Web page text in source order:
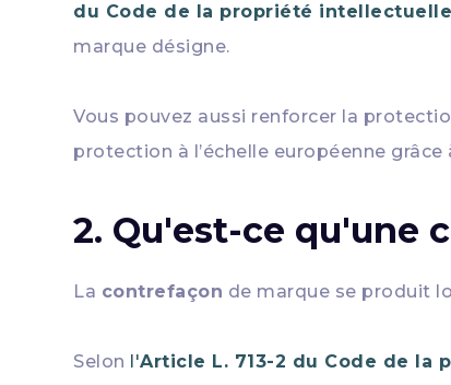
du Code de la propriété
marque désigne.
Vous pouvez aussi renforcer la
protection à l’échelle européenne grâce
2. Qu'est-ce qu'une
La contrefaçon de marque se produit
Selon l'Article L. 713-2 du Code de la